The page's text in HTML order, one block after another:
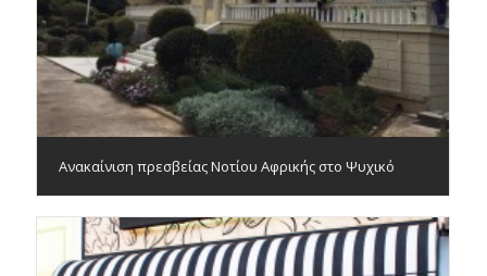
Ανακαίνιση πρεσβείας Νοτίου Αφρικής στο Ψυχικό